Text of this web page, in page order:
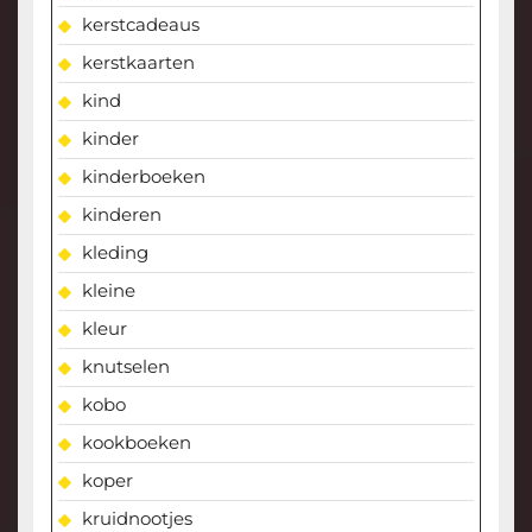
kerstcadeaus
kerstkaarten
kind
kinder
kinderboeken
kinderen
kleding
kleine
kleur
knutselen
kobo
kookboeken
koper
kruidnootjes